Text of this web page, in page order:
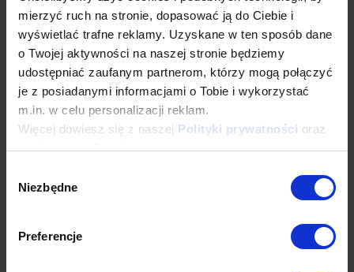
mierzyć ruch na stronie, dopasować ją do Ciebie i
wyświetlać trafne reklamy. Uzyskane w ten sposób dane
o Twojej aktywności na naszej stronie będziemy
udostępniać zaufanym partnerom, którzy mogą połączyć
je z posiadanymi informacjami o Tobie i wykorzystać
m.in. w celu personalizacji reklam.
Więcej dowiesz się z naszej Polityki prywatności oraz
zInformacji Google o przetwarzaniu danych.
zgody
Niezbędne
Preferencje
[email protected]
Dane techniczne
Produkty powiązane